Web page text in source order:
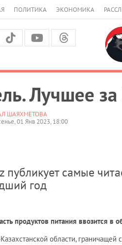
ПОЛИТИКА ЭКОНОМИКА
Лучшее
ШАЯХМЕТОВА
01 Янв 2023, 18:00
публикует самые
год
продуктов питания ввозится в
области, граничащей